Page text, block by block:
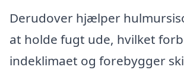
Derudover hjælper
at holde fugt ude, hvilket
indeklimaet og forebygger